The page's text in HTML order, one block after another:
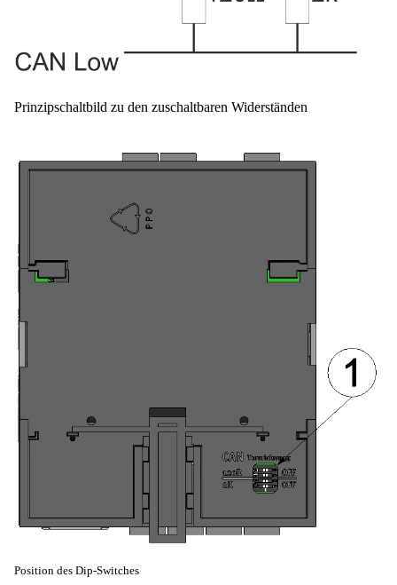
Prinzipschaltbild zu den zuschaltbaren Widerständen
Position des Dip-Switches